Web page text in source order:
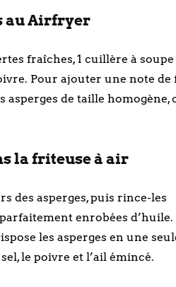
au Airfryer
fraîches, 1 cuillère à soupe
Pour ajouter une note
de taille homogène,
la friteuse à air
des asperges, puis rince-les
enrobées d’huile.
les asperges en une
le poivre et l’ail émincé.